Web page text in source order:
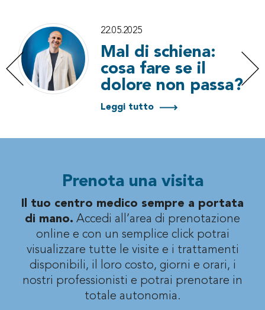
22.05.2025
Mal di schiena:
cosa fare se il
dolore non passa?
Leggi tutto
Prenota una visita
Il tuo centro medico sempre a portata
di mano. Accedi all’area di prenotazione
online e con un semplice click potrai
visualizzare tutte le visite e i trattamenti
disponibili, il loro costo, giorni e orari, i
nostri professionisti e potrai prenotare in
totale autonomia.